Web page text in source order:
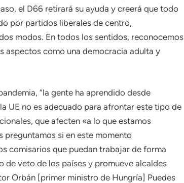
el D66 retirará su ayuda y creerá que todo
por partidos liberales de centro,
modos. En todos los sentidos, reconocemos
aspectos como una democracia adulta y
“la gente ha aprendido desde
UE no es adecuado para afrontar este tipo de
que afecten «a lo que estamos
preguntamos si en este momento
comisarios que puedan trabajar de forma
de veto de los países y promueve alcaldes
Orbán [primer ministro de Hungría] Puedes